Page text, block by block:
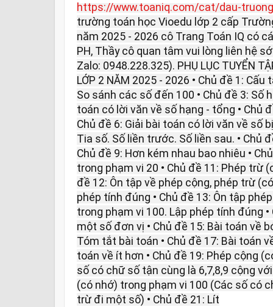
https://www.toaniq.com/cat/dau-
trường toán học Vioedu lớp 2 cấp
năm 2025 - 2026 cô Trang Toán IQ có
PH, Thầy cô quan tâm vui lòng liên hệ
Zalo: 0948.228.325). PHỤ LỤC TUYỂN
LỚP 2 NĂM 2025 - 2026 • Chủ đề 1:
So sánh các số đến 100 • Chủ đề 3: Số
toán có lời văn về số hạng - tổng • Chủ
Chủ đề 6: Giải bài toán có lời văn về số
Tia số. Số liền trước. Số liền sau. • Chủ
Chủ đề 9: Hơn kém nhau bao nhiêu •
trong phạm vi 20 • Chủ đề 11: Phép trừ
đề 12: Ôn tập về phép cộng, phép trừ
phép tính đúng • Chủ đề 13: Ôn tập
trong phạm vi 100. Lập phép tính đúng
một số đơn vị • Chủ đề 15: Bài toán về
Tóm tắt bài toán • Chủ đề 17: Bài toán
toán về ít hơn • Chủ đề 19: Phép cộng
số có chữ số tận cùng là 6,7,8,9 cộng
(có nhớ) trong phạm vi 100 (Các số có
trừ đi một số) • Chủ đề 21: Lít